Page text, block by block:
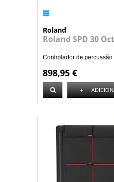
Roland
Roland SPD 30
Controlador de percussão
898,95 €
+